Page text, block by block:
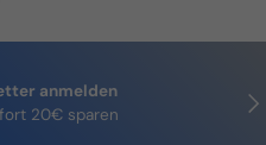
anmelden
20€ sparen